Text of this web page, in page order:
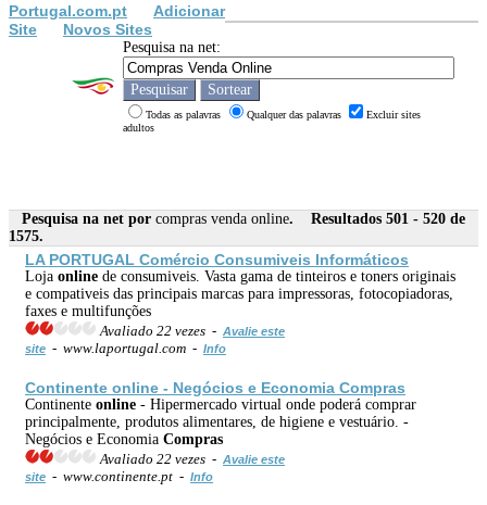
Portugal.com.pt
Adicionar
Site
Novos Sites
Pesquisa na net:
Todas as palavras Qualquer das palavras
Excluir sites
adultos
Pesquisa na net por compras venda online. Resultados 501 - 520 de
1575.
LA PORTUGAL Comércio Consumiveis Informáticos
Loja online de consumiveis. Vasta gama de tinteiros e toners originais
e compativeis das principais marcas para impressoras, fotocopiadoras,
faxes e multifunções
Avaliado 22 vezes - Avalie este
site - www.laportugal.com - Info
Continente online - Negócios e Economia Compras
Continente online - Hipermercado virtual onde poderá comprar
principalmente, produtos alimentares, de higiene e vestuário. -
Negócios e Economia Compras
Avaliado 22 vezes - Avalie este
site - www.continente.pt - Info